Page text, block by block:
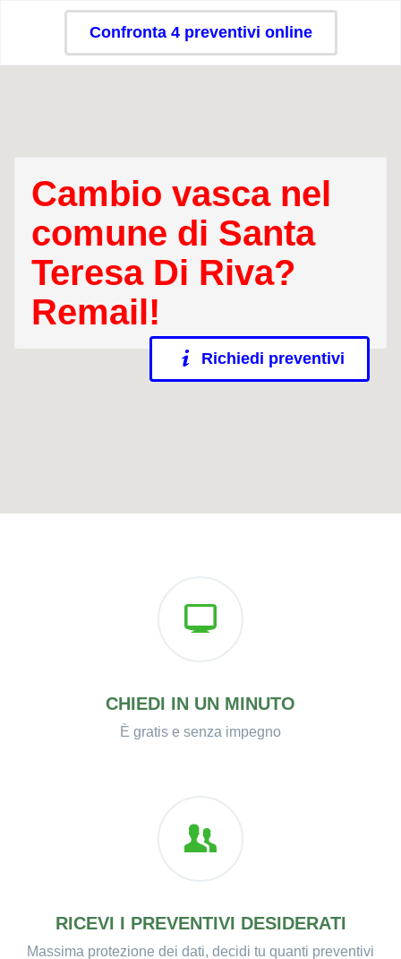
Confronta 4 preventivi online
Cambio vasca nel
comune di Santa
Teresa Di Riva?
Remail!
Richiedi preventivi
CHIEDI IN UN MINUTO
È gratis e senza impegno
RICEVI I PREVENTIVI DESIDERATI
Massima protezione dei dati, decidi tu quanti preventivi